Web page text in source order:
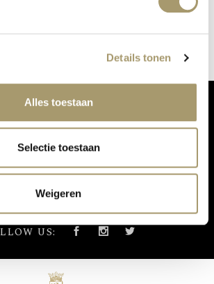
Details tonen
Alles toestaan
Selectie toestaan
Weigeren
2019
NICHT UNSERE UPDATES:
US: